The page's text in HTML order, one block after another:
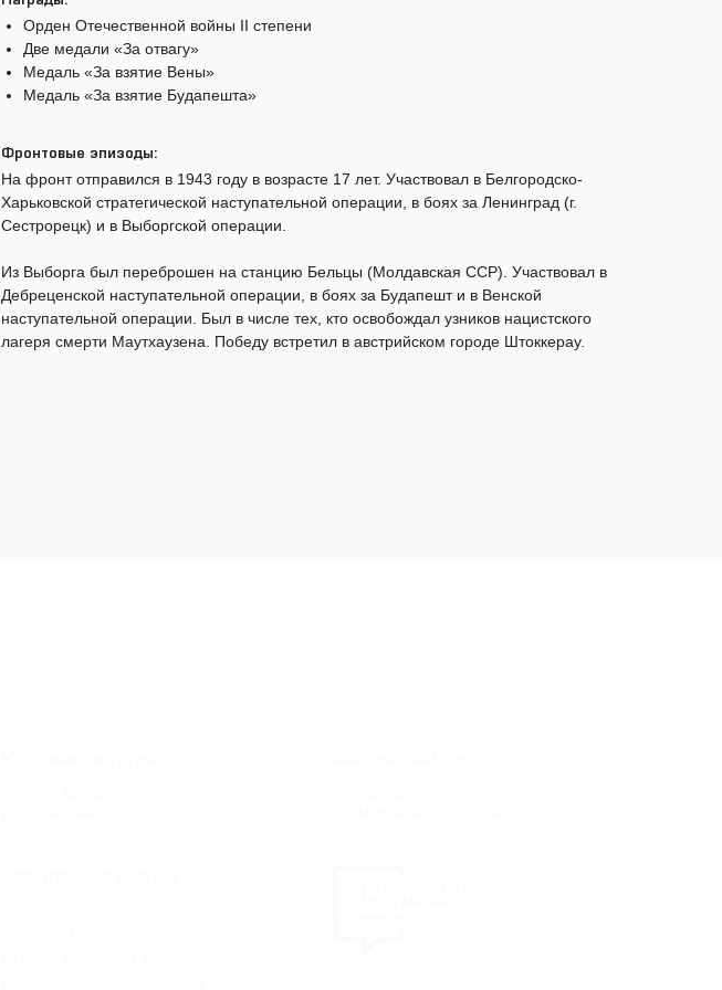
Орден Отечественной войны II степени
Две медали «За отвагу»
Медаль «За взятие Вены»
Медаль «За взятие Будапешта»
Фронтовые эпизоды:
На фронт отправился в 1943 году в возрасте 17 лет. Участвовал в Белгородско-
Харьковской стратегической наступательной операции, в боях за Ленинград (г.
Сестрорецк) и в Выборгской операции.
Из Выборга был переброшен на станцию Бельцы (Молдавская ССР). Участвовал в
Дебреценской наступательной операции, в боях за Будапешт и в Венской
наступательной операции. Был в числе тех, кто освобождал узников нацистского
лагеря смерти Маутхаузена. Победу встретил в австрийском городе Штоккерау.